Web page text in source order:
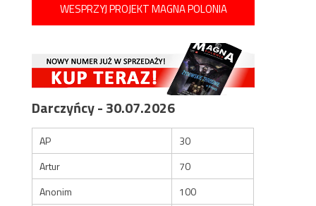
WESPRZYJ PROJEKT MAGNA POLONIA
Darczyńcy - 30.07.2026
AP
30
Artur
70
Anonim
100